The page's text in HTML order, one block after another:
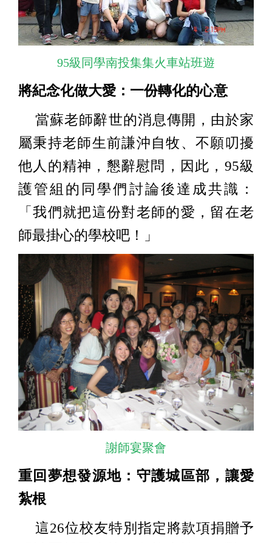
95級同學南投集集火車站班遊
將紀念化做大愛：一份轉化的心意
當蘇老師辭世的消息傳開，由於家
屬秉持老師生前謙沖自牧、不願叨擾
他人的精神，懇辭慰問，因此，95級
護管組的同學們討論後達成共識：
「我們就把這份對老師的愛，留在老
師最掛心的學校吧！」
謝師宴聚會
重回夢想發源地：守護城區部，讓愛
紮根
這26位校友特別指定將款項捐贈予